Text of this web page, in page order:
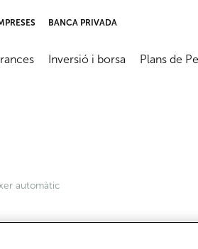
BANCA PRIVADA
Abrir submenú
Inversió i borsa
Abrir
Plans de
automàtic